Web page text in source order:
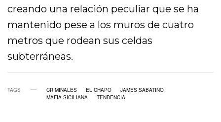
creando una relación peculiar que se ha
mantenido pese a los muros de cuatro
metros que rodean sus celdas
subterráneas.
TAGS CRIMINALES EL CHAPO
JAMES SABATINO
MAFIA SICILIANA
TENDENCIA